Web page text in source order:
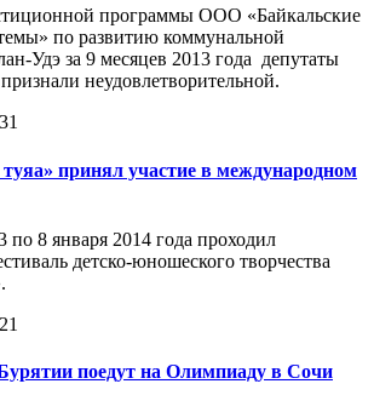
программы ООО «Байкальские
по развитию коммунальной
Удэ за 9 месяцев 2013 года депутаты
неудовлетворительной.
принял участие в международном
по 8 января 2014 года проходил
детско-юношеского творчества
поедут на Олимпиаду в Сочи